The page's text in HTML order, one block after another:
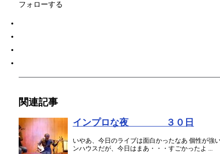
フォローする
関連記事
インプロな夜 ３０日
いやあ、今日のライブは面白かったなあ 個性が強
ンハウスだが、今日はまあ・・・すごかったよ ...